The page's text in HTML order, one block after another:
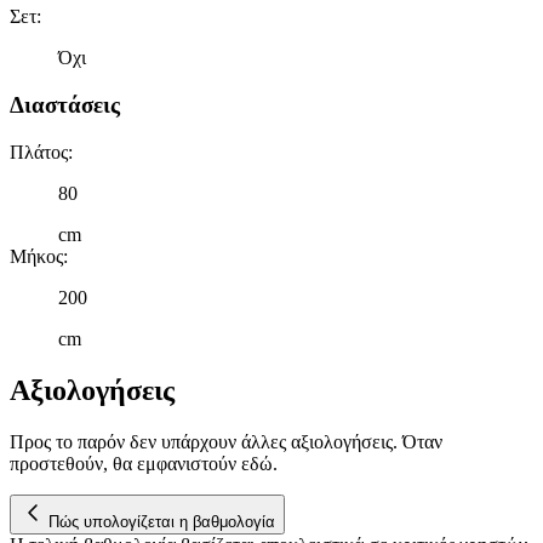
κοινοποιούμε πληροφορίες σχετικά με την από μέρους σας χρήση
διαφημίσεων και ανάλυσης.
Σετ:
Όχι
Διαστάσεις
Πλάτος:
80
cm
Μήκος:
200
cm
Αξιολογήσεις
Προς το παρόν δεν υπάρχουν άλλες αξιολογήσεις. Όταν
προστεθούν, θα εμφανιστούν εδώ.
Πώς υπολογίζεται η βαθμολογία